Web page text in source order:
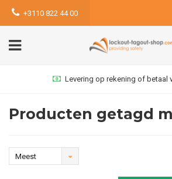
+3110 822 44 00
Levering op rekening of betaal
Producten getagd
Meest